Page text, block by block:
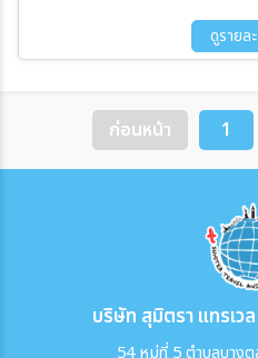
ดูรายล
ก่อนหน้า 1
บริษัท สุมิตรา แทรเว